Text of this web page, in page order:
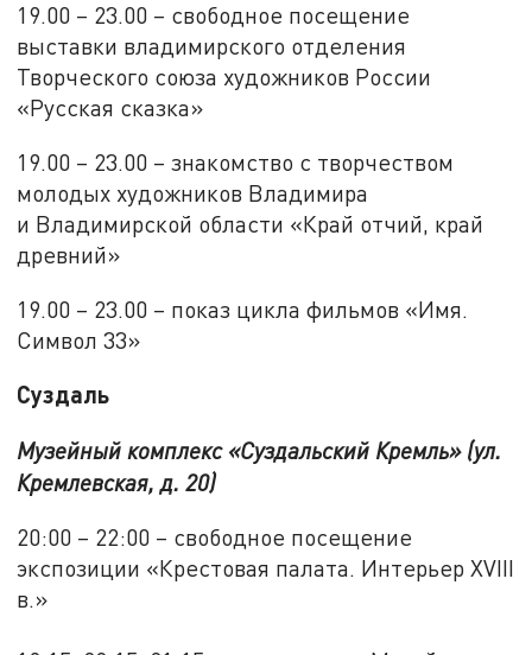
19.00 – 23.00 – свободное посещение
выставки владимирского отделения
Творческого союза художников России
«Русская сказка»
19.00 – 23.00 – знакомство с творчеством
молодых художников Владимира
и Владимирской области «Край отчий, край
древний»
19.00 – 23.00 – показ цикла фильмов «Имя.
Символ 33»
Суздаль
Музейный комплекс «Суздальский Кремль» (ул.
Кремлевская, д. 20)
20:00 – 22:00 – свободное посещение
экспозиции «Крестовая палата. Интерьер XVIII
в.»